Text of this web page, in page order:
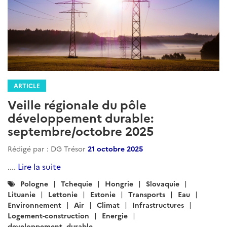
ARTICLE
Veille régionale du pôle
développement durable: juin 2026
Rédigé par : DG Trésor19 juin 2026
....Lire la suite
:
Lituanie
Lettonie Estonie Transports
Environnement
Air Climat
Infrastructures
Logement-construction
Energie
developpement_durable